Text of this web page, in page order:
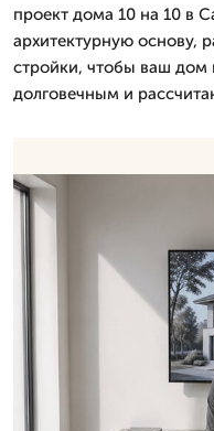
проект дома 10 на 10 в
архитектурную основу,
стройки, чтобы ваш дом
долговечным и